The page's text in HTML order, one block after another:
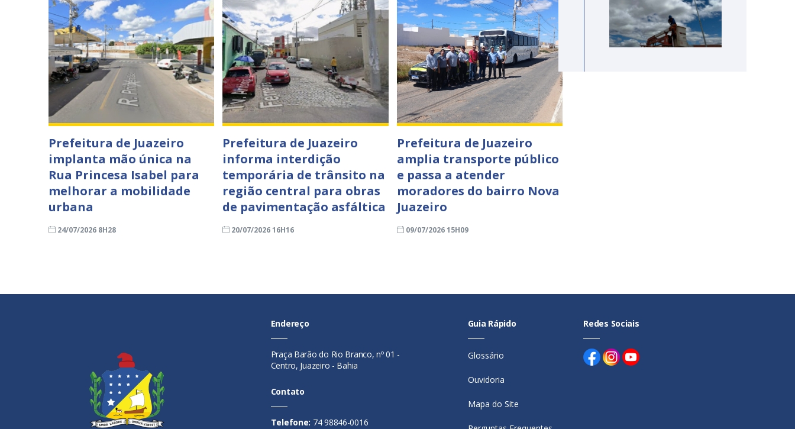
Prefeitura de Juazeiro
implanta mão única na
Rua Princesa Isabel para
melhorar a mobilidade
urbana
24/07/2026 8H28
Prefeitura de Juazeiro
informa interdição
temporária de trânsito na
região central para obras
de pavimentação asfáltica
20/07/2026 16H16
Prefeitura de Juazeiro
amplia transporte público
e passa a atender
moradores do bairro Nova
Juazeiro
09/07/2026 15H09
Endereço
Praça Barão do Rio Branco, nº 01 -
Centro, Juazeiro - Bahia
Contato
Telefone: 74 98846-0016
Guia Rápido
Glossário
Ouvidoria
Mapa do Site
Redes Sociais